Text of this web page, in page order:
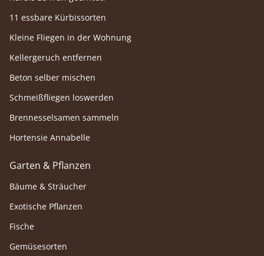
11 essbare Kürbissorten
Kleine Fliegen in der Wohnung
Kellergeruch entfernen
Beton selber mischen
Schmeißfliegen loswerden
Brennesselsamen sammeln
Hortensie Annabelle
Garten & Pflanzen
Bäume & Sträucher
Exotische Pflanzen
Fische
Gemüsesorten